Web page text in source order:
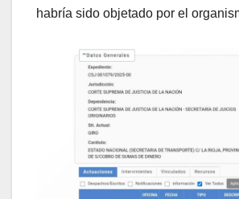
habría sido objetado por el